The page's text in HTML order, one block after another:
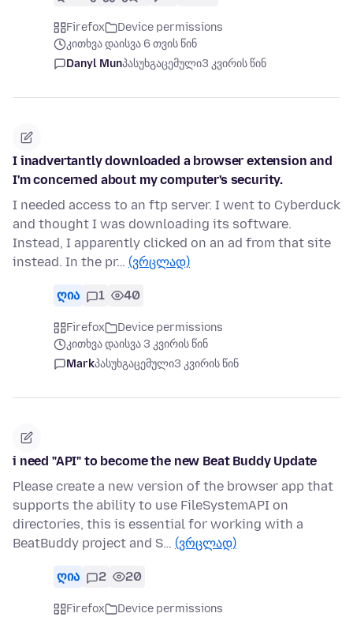
Firefox
Device permissions
კითხვა დაისვა 6 თვის წინ
Danyl Munპასუხგაცემული3 კვირის წინ
I inadvertantly downloaded a browser extension and
I'm concerned about my computer's security.
I needed access to an ftp server. I went to Cyberduck
and thought I was downloading its software.
Instead, I apparently clicked on an ad from that site
instead. In the pr… (ვრცლად)
ღია 1 40
Firefox
Device permissions
კითხვა დაისვა 3 კვირის წინ
Markპასუხგაცემული3 კვირის წინ
i need "API" to become the new Beat Buddy Update
Please create a new version of the browser app that
supports the ability to use FileSystemAPI on
directories, this is essential for working with a
BeatBuddy project and S… (ვრცლად)
ღია 2 20
Firefox
Device permissions